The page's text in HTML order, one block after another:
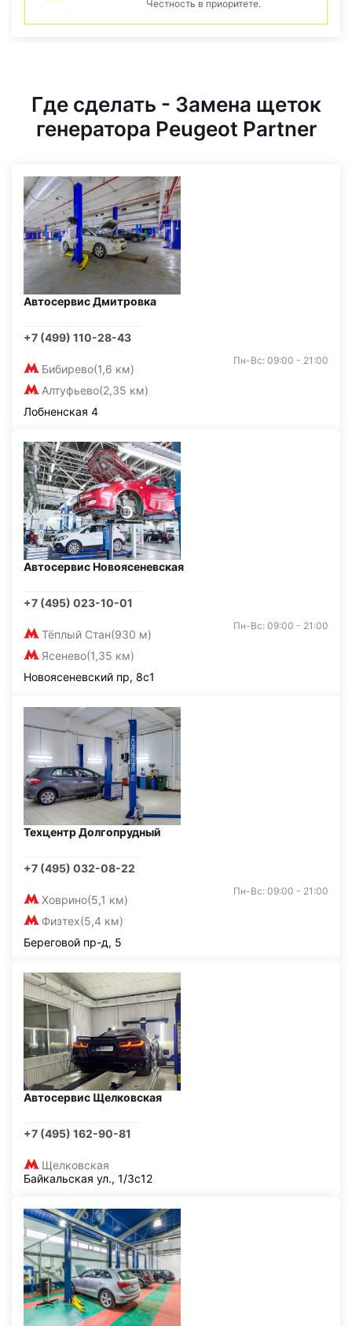
Честность в приоритете.
Где сделать - Замена щеток
генератора Peugeot Partner
Автосервис Дмитровка
+7 (499) 110-28-43
Бибирево(1,6 км)
Алтуфьево(2,35 км)
Пн-Вс: 09:00 - 21:00
Лобненская 4
Автосервис Новоясеневская
+7 (495) 023-10-01
Тёплый Стан(930 м)
Ясенево(1,35 км)
Пн-Вс: 09:00 - 21:00
Новоясеневский пр, 8с1
Техцентр Долгопрудный
+7 (495) 032-08-22
Ховрино(5,1 км)
Физтех(5,4 км)
Пн-Вс: 09:00 - 21:00
Береговой пр-д, 5
Автосервис Щелковская
+7 (495) 162-90-81
Щелковская
Байкальская ул., 1/3с12